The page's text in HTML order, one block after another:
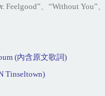
Feelgood”、 “Without You”、
(內含原文歌詞)
Tinseltown)